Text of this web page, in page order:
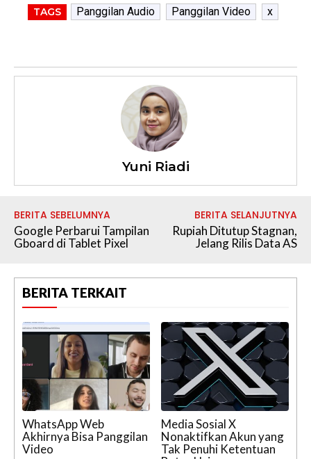
TAGS Panggilan Audio Panggilan Video x
Yuni Riadi
BERITA SEBELUMNYA
Google Perbarui Tampilan
Gboard di Tablet Pixel
BERITA SELANJUTNYA
Rupiah Ditutup Stagnan,
Jelang Rilis Data AS
BERITA TERKAIT
WhatsApp Web
Akhirnya Bisa Panggilan
Video
Media Sosial X
Nonaktifkan Akun yang
Tak Penuhi Ketentuan